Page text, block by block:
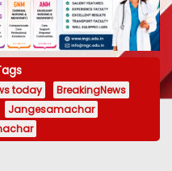
today
BreakingNews
Jangesamachar